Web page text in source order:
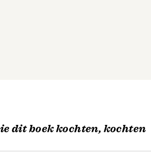
dit boek kochten, kochten